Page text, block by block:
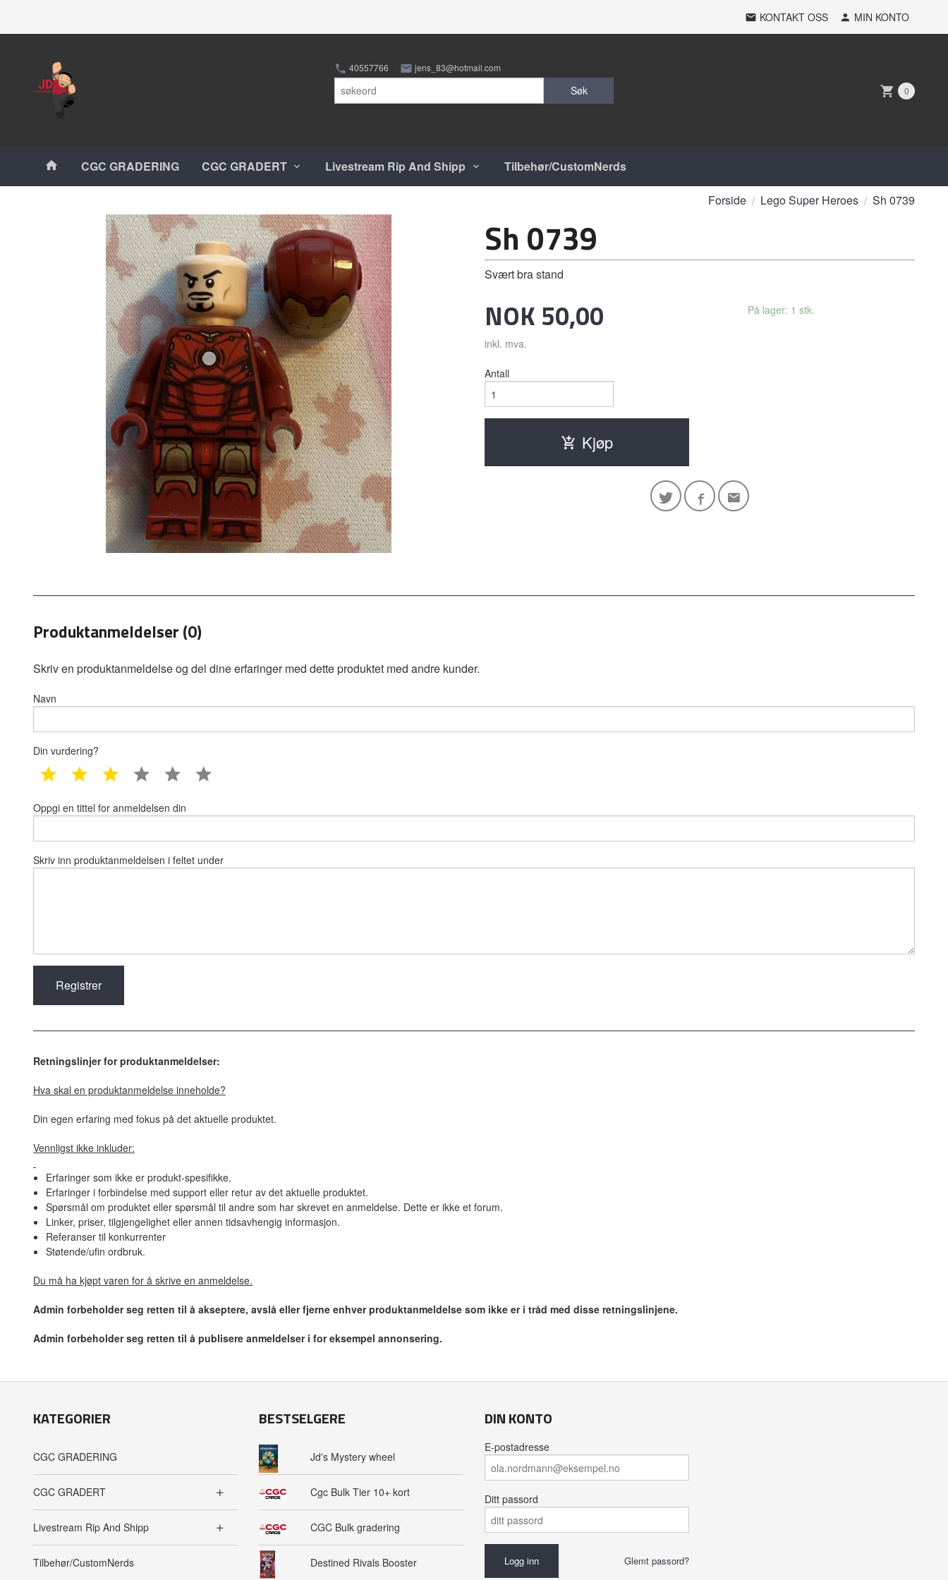
KONTAKT OSS MIN KONTO
40557766 jens_83@hotmail.com
Søk 0
Produkter
CGC GRADERING CGC GRADERT Livestream Rip And Shipp Tilbehør/CustomNerds
Forside Lego Super Heroes Sh 0739
Sh 0739
Svært bra stand
Pris
NOK 50,00
inkl. mva.
På lager: 1 stk.
Antall
Kjøp
Produktanmeldelser (0)
Skriv en produktanmeldelse og del dine erfaringer med dette produktet med andre kunder.
Navn
Din vurdering?
1 star 2 star 3 star 4 star 5 star
Oppgi en tittel for anmeldelsen din
Skriv inn produktanmeldelsen i feltet under
Retningslinjer for produktanmeldelser:
Hva skal en produktanmeldelse inneholde?
Din egen erfaring med fokus på det aktuelle produktet.
Vennligst ikke inkluder:
Erfaringer som ikke er produkt-spesifikke.
Erfaringer i forbindelse med support eller retur av det aktuelle produktet.
Spørsmål om produktet eller spørsmål til andre som har skrevet en anmeldelse. Dette er ikke et forum.
Linker, priser, tilgjengelighet eller annen tidsavhengig informasjon.
Referanser til konkurrenter
Støtende/ufin ordbruk.
Du må ha kjøpt varen for å skrive en anmeldelse.
Admin forbeholder seg retten til å akseptere, avslå eller fjerne enhver produktanmeldelse som ikke er i tråd med disse retningslinjene.
Admin forbeholder seg retten til å publisere anmeldelser i for eksempel annonsering.
KATEGORIER
CGC GRADERING
CGC GRADERT
Livestream Rip And Shipp
Tilbehør/CustomNerds
BESTSELGERE
Jd's Mystery wheel
Cgc Bulk Tier 10+ kort
CGC Bulk gradering
Destined Rivals Booster
DIN KONTO
E-postadresse
Ditt passord
Glemt passord?